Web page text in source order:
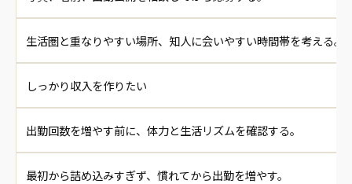
生活圏と重なりやすい場所、知人に会いやすい時間帯を考える。
しっかり収入を作りたい
出勤回数を増やす前に、体力と生活リズムを確認する。
最初から詰め込みすぎず、慣れてから出勤を増やす。